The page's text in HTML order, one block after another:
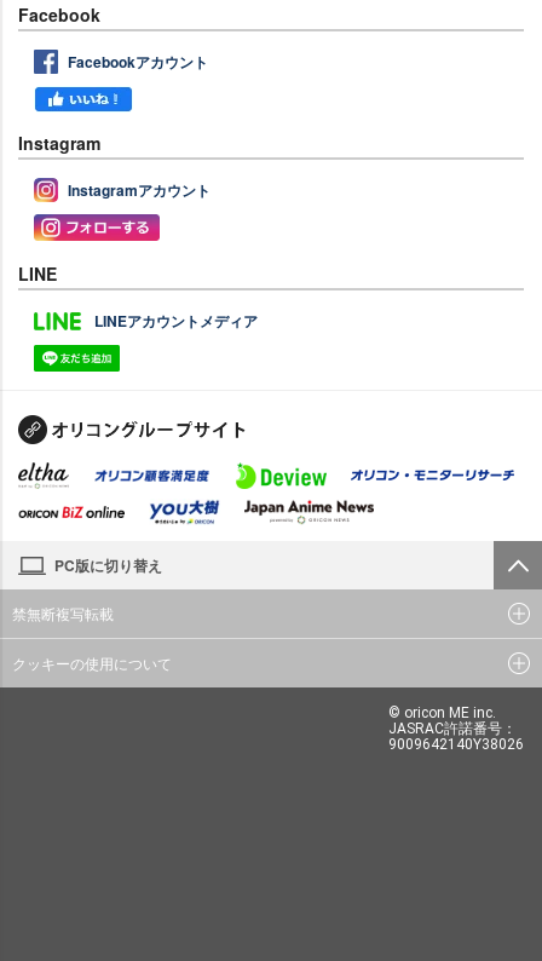
Facebook
Facebookアカウント
Instagram
Instagramアカウント
LINE
LINEアカウントメディア
PC版に切り替え
禁無断複写転載
クッキーの使用について
© oricon ME inc.
JASRAC許諾番号：
9009642140Y38026